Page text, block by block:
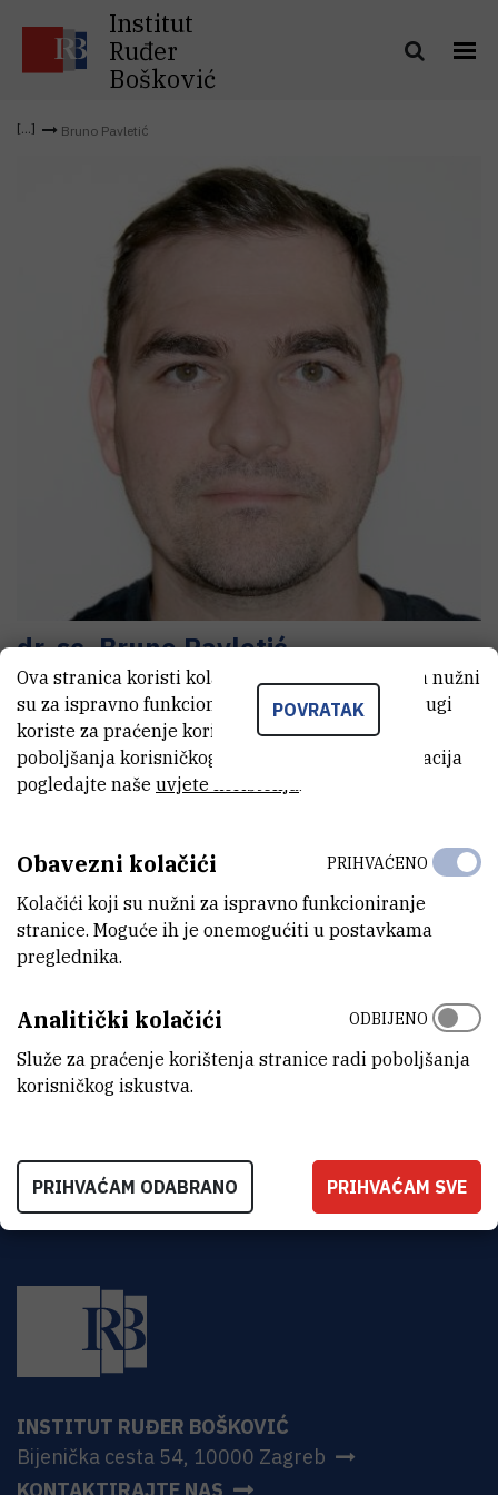
Institut
Ruđer
Bošković
Bruno Pavletić
dr. sc.BrunoPavletić
viši asistent
E-MAIL
Zavod za molekularnu biologiju
LABORATORIJ
Laboratorij za staničnu biologiju i prijenos signala
Institut Ruđer Bošković
HR-10000 Zagreb
INSTITUT RUĐER BOŠKOVIĆ
Bijenička cesta 54, 10000 Zagreb
POVRATAK
Ova stranica koristi kolačiće. Neki od tih kolačića nužni
su za ispravno funkcioniranje stranice, dok se drugi
koriste za praćenje korištenja stranice radi
poboljšanja korisničkog iskustva. Za više informacija
pogledajte naše uvjete korištenja.
Obavezni kolačići
Kolačići koji su nužni za ispravno funkcioniranje
stranice. Moguće ih je onemogućiti u postavkama
preglednika.
PRIHVAĆENO
Analitički kolačići
Služe za praćenje korištenja stranice radi poboljšanja
korisničkog iskustva.
ODBIJENO
PRIHVAĆAM ODABRANO PRIHVAĆAM SVE